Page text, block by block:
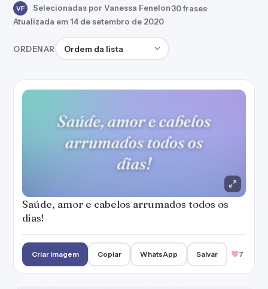
VF Selecionadas por Vanessa Fenelon·30 frases·
Atualizada em 14 de setembro de 2020
ORDENAR Ordenar frases
Saúde, amor e cabelos arrumados todos os
dias!
Criar imagem Copiar WhatsApp Salvar 7